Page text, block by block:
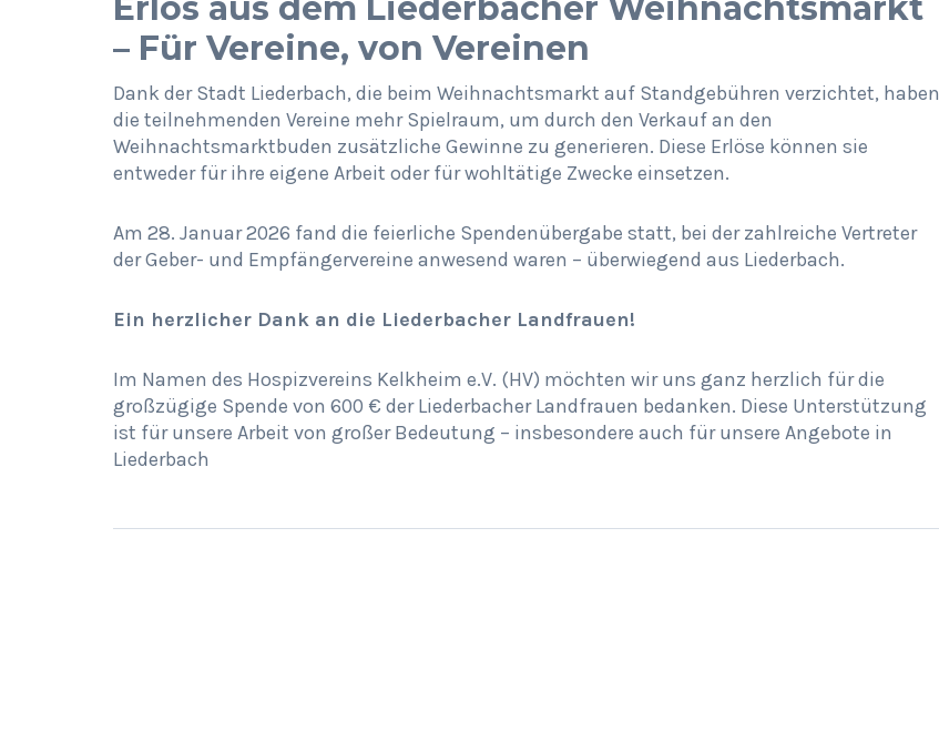
– Für Vereine, von Vereinen
Dank der Stadt Liederbach, die beim Weihnachtsmarkt auf Standgebühren verzichtet, haben
die teilnehmenden Vereine mehr Spielraum, um durch den Verkauf an den
Weihnachtsmarktbuden zusätzliche Gewinne zu generieren. Diese Erlöse können sie
entweder für ihre eigene Arbeit oder für wohltätige Zwecke einsetzen.
Am 28. Januar 2026 fand die feierliche Spendenübergabe statt, bei der zahlreiche Vertreter
der Geber- und Empfängervereine anwesend waren – überwiegend aus Liederbach.
Ein herzlicher Dank an die Liederbacher Landfrauen!
Im Namen des Hospizvereins Kelkheim e.V. (HV) möchten wir uns ganz herzlich für die
großzügige Spende von 600 € der Liederbacher Landfrauen bedanken. Diese Unterstützung
ist für unsere Arbeit von großer Bedeutung – insbesondere auch für unsere Angebote in
Liederbach